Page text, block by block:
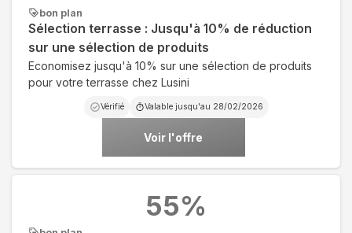
bon plan
Sélection terrasse : Jusqu'à 10% de réduction
sur une sélection de produits
Economisez jusqu'à 10% sur une sélection de produits
pour votre terrasse chez Lusini
Vérifié Valable jusqu'au 28/02/2026
Voir l'offre
55%